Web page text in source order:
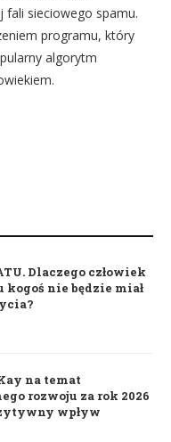
fali sieciowego spamu.
programu, który
algorytm
Dlaczego człowiek
nie będzie miał
na temat
rozwoju za rok 2026
wpływ